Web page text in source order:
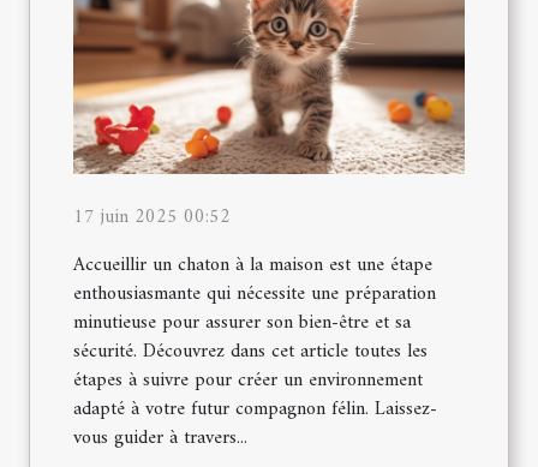
17 juin 2025 00:52
Accueillir un chaton à la maison est une étape
enthousiasmante qui nécessite une préparation
minutieuse pour assurer son bien-être et sa
sécurité. Découvrez dans cet article toutes les
étapes à suivre pour créer un environnement
adapté à votre futur compagnon félin. Laissez-
vous guider à travers...